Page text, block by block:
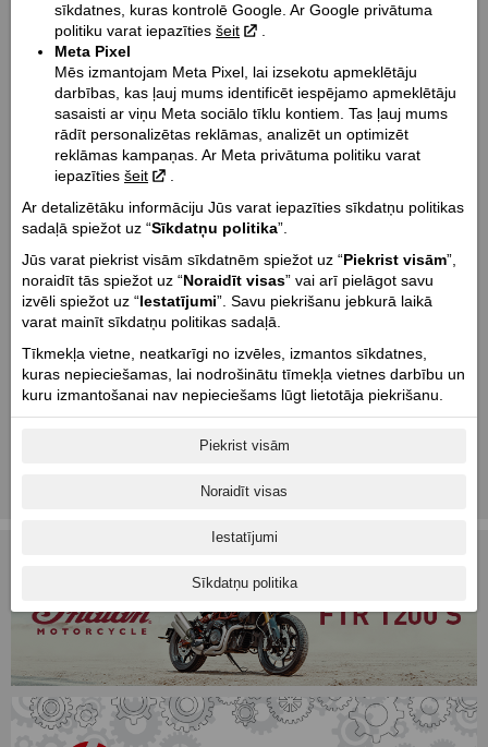
✨ Motociklu uzglabāšana & transportēšana ✨
Rudens & ziemas periodā piedāvājam nogādāt Jūsu motociklu uz/no
periodam.
Kā arī, Jūsu motociklu ir iespējams uzglabāt mūsu siltajās & sausajās
Sīkāka informācija, zvanot uz servisu ☎ 67606062
sīkdatnes, kuras kontrolē Google. Ar Google privātuma
politiku varat iepazīties šeit
Meta Pixel
Mēs izmantojam Meta Pixel, lai izsekotu apmeklētāju
darbības, kas ļauj mums identificēt iespējamo apmeklētāju
sasaisti ar viņu Meta sociālo tīklu kontiem. Tas ļauj mums
rādīt personalizētas reklāmas, analizēt un optimizēt
reklāmas kampaņas. Ar Meta privātuma politiku varat
iepazīties šeit
Ar detalizētāku informāciju Jūs varat iepazīties sīkdatņu politikas
sadaļā spiežot uz “Sīkdatņu politika”.
Jūs varat piekrist visām sīkdatnēm spiežot uz “Piekrist visām”,
noraidīt tās spiežot uz “Noraidīt visas” vai arī pielāgot savu
izvēli spiežot uz “Iestatījumi”. Savu piekrišanu jebkurā laikā
varat mainīt sīkdatņu politikas sadaļā.
Tīkmekļa vietne, neatkarīgi no izvēles, izmantos sīkdatnes,
kuras nepieciešamas, lai nodrošinātu tīmekļa vietnes darbību un
kuru izmantošanai nav nepieciešams lūgt lietotāja piekrišanu.
Piekrist visām
Noraidīt visas
Iestatījumi
Sīkdatņu politika